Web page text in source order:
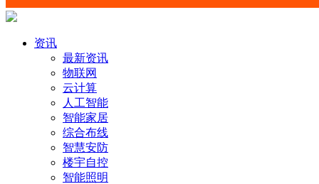
资讯
最新资讯
物联网
云计算
人工智能
智能家居
综合布线
智慧安防
楼宇自控
智能照明